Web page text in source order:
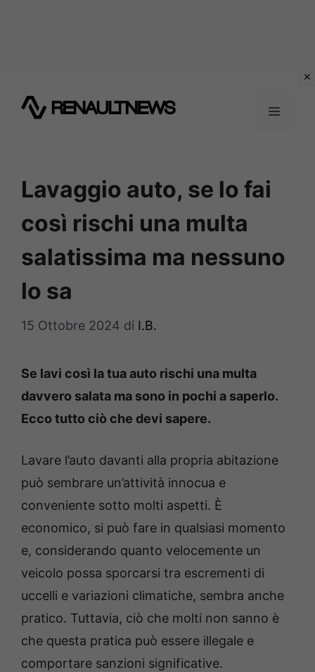
MENU
Lavaggio auto, se lo fai
così rischi una multa
salatissima ma nessuno
lo sa
15 Ottobre 2024 di I.B.
Se lavi così la tua auto rischi una multa
davvero salata ma sono in pochi a saperlo.
Ecco tutto ciò che devi sapere.
Lavare l’auto davanti alla propria abitazione
può sembrare un’attività innocua e
conveniente sotto molti aspetti. È
economico, si può fare in qualsiasi momento
e, considerando quanto velocemente un
veicolo possa sporcarsi tra escrementi di
uccelli e variazioni climatiche, sembra anche
pratico. Tuttavia, ciò che molti non sanno è
che questa pratica può essere illegale e
comportare sanzioni significative.